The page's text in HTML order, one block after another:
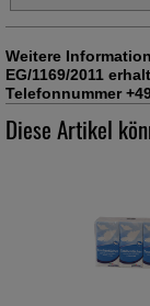
Weitere
EG/1169/2011
Telefonnummer
Diese Artikel